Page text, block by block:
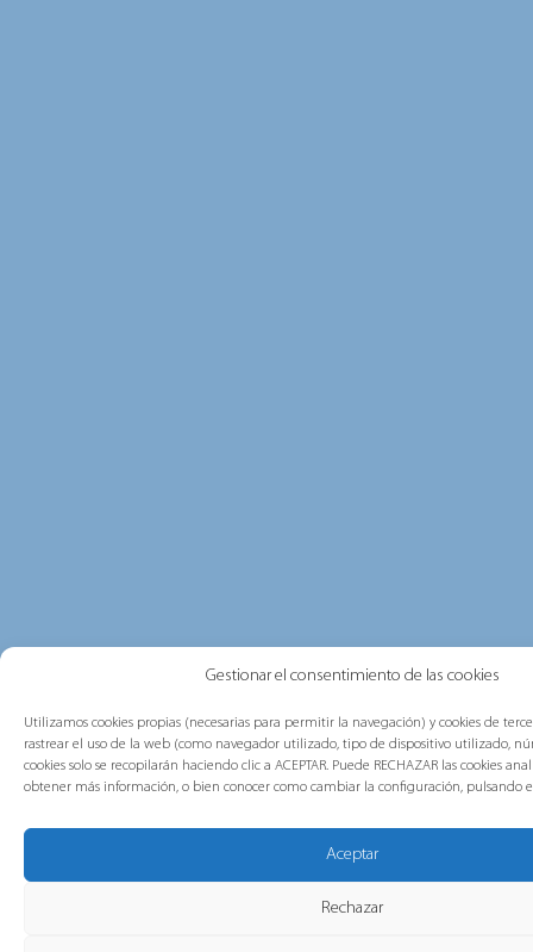
Gestionar el consentimiento de las cookies
Utilizamos cookies propias (necesarias para permitir la navegación) y cookies de
rastrear el uso de la web (como navegador utilizado, tipo de dispositivo utilizado,
cookies solo se recopilarán haciendo clic a ACEPTAR. Puede RECHAZAR las cookies
obtener más información, o bien conocer como cambiar la configuración, pulsando
Aceptar
Rechazar